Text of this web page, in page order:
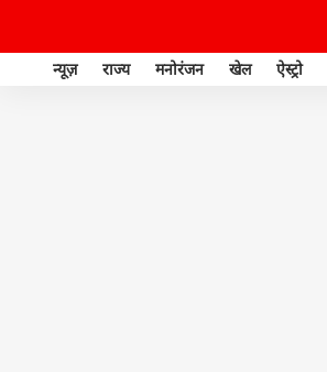
न्यूज़ राज्य मनोरंजन खेल ऐस्ट्रो